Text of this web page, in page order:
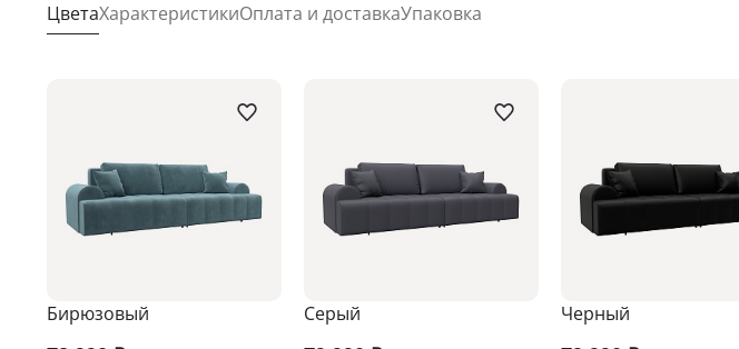
ЦветаХарактеристикиОплата и доставкаУпаковка
Бирюзовый Серый Черный